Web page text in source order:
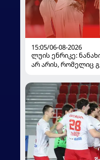
15:05/06-08-2026
ლუის ენრიკე:
არ არის, რომელიც